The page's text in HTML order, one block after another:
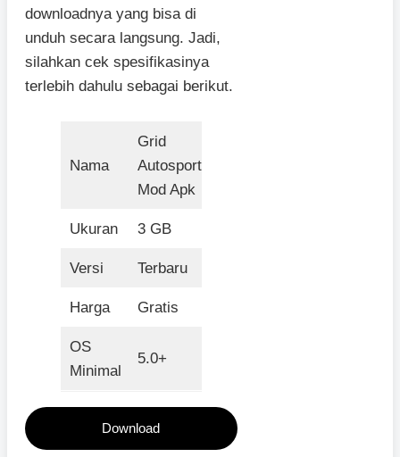
downloadnya yang bisa di
unduh secara langsung. Jadi,
silahkan cek spesifikasinya
terlebih dahulu sebagai berikut.
Nama
Grid
Autosport
Mod Apk
Ukuran 3 GB
Versi Terbaru
Harga Gratis
OS
Minimal
5.0+
Download